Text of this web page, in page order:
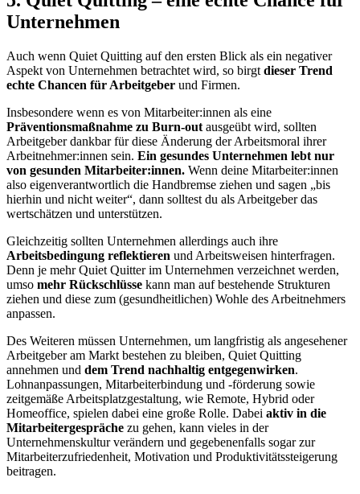
Unternehmen
Auch wenn Quiet Quitting auf den ersten Blick als ein negativer
Aspekt von Unternehmen betrachtet wird, so birgt dieser Trend
echte Chancen für Arbeitgeber und Firmen.
Insbesondere wenn es von Mitarbeiter:innen als eine
Präventionsmaßnahme zu Burn-out ausgeübt wird, sollten
Arbeitgeber dankbar für diese Änderung der Arbeitsmoral ihrer
Arbeitnehmer:innen sein. Ein gesundes Unternehmen lebt nur
von gesunden Mitarbeiter:innen. Wenn deine Mitarbeiter:innen
also eigenverantwortlich die Handbremse ziehen und sagen „bis
hierhin und nicht weiter“, dann solltest du als Arbeitgeber das
wertschätzen und unterstützen.
Gleichzeitig sollten Unternehmen allerdings auch ihre
Arbeitsbedingung reflektieren und Arbeitsweisen hinterfragen.
Denn je mehr Quiet Quitter im Unternehmen verzeichnet werden,
umso mehr Rückschlüsse kann man auf bestehende Strukturen
ziehen und diese zum (gesundheitlichen) Wohle des Arbeitnehmers
anpassen.
Des Weiteren müssen Unternehmen, um langfristig als angesehener
Arbeitgeber am Markt bestehen zu bleiben, Quiet Quitting
annehmen und dem Trend nachhaltig entgegenwirken.
Lohnanpassungen, Mitarbeiterbindung und -förderung sowie
zeitgemäße Arbeitsplatzgestaltung, wie Remote, Hybrid oder
Homeoffice, spielen dabei eine große Rolle. Dabei aktiv in die
Mitarbeitergespräche zu gehen, kann vieles in der
Unternehmenskultur verändern und gegebenenfalls sogar zur
Mitarbeiterzufriedenheit, Motivation und Produktivitätssteigerung
beitragen.